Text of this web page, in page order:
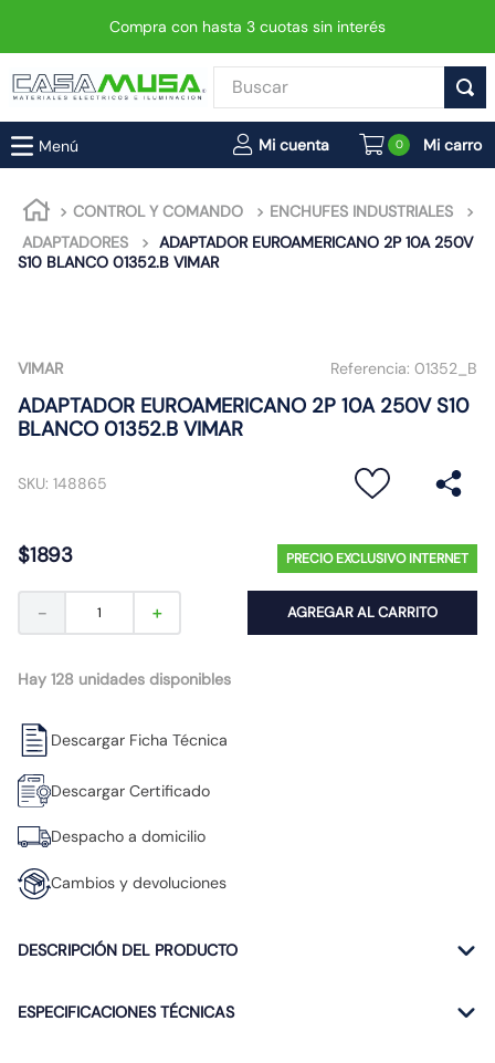
Compra con hasta 3 cuotas sin interés
Buscar
0
CONTROL Y COMANDO
ENCHUFES INDUSTRIALES
ADAPTADORES
ADAPTADOR EUROAMERICANO 2P 10A 250V
S10 BLANCO 01352.B VIMAR
VIMAR Referencia: 01352_B
ADAPTADOR EUROAMERICANO 2P 10A 250V S10
BLANCO 01352.B VIMAR
SKU: 148865
$1893 PRECIO EXCLUSIVO INTERNET
＋
－ AGREGAR AL CARRITO
Hay 128 unidades disponibles
Descargar Ficha Técnica
Descargar Certificado
Despacho a domicilio
Cambios y devoluciones
DESCRIPCIÓN DEL PRODUCTO
ESPECIFICACIONES TÉCNICAS
TÉRMINOS MÁS BUSCADOS
1.
enchufe
.
interruptor
3.
foco
foco led
7.
luminaria vial led neo